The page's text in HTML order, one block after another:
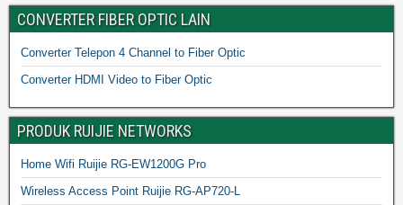
CONVERTER FIBER OPTIC LAIN
Converter Telepon 4 Channel to Fiber Optic
Converter HDMI Video to Fiber Optic
PRODUK RUIJIE NETWORKS
Home Wifi Ruijie RG-EW1200G Pro
Wireless Access Point Ruijie RG-AP720-L